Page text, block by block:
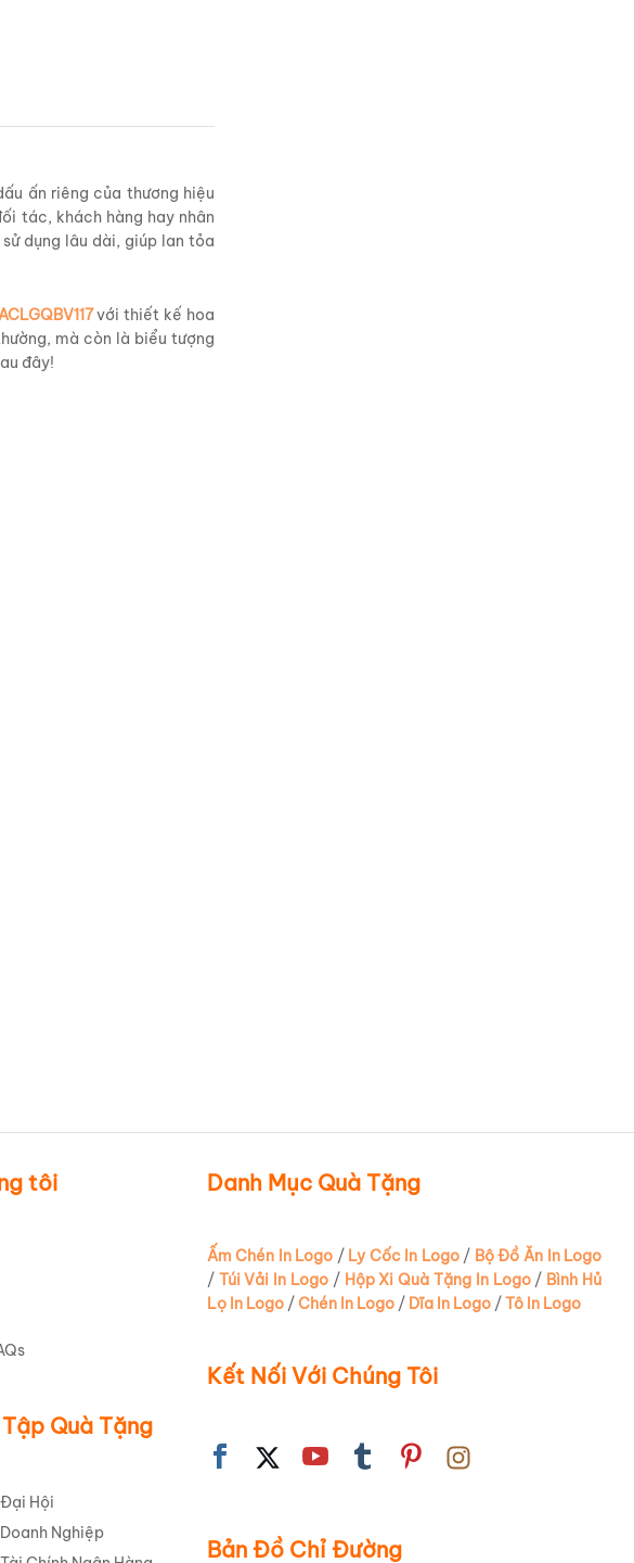
ấn riêng của thương hiệu
tác, khách hàng hay nhân
dụng lâu dài, giúp lan tỏa
với thiết kế hoa
mà còn là biểu tượng
đây!
khác biệt. Mẫu
Sản phẩm này không chỉ là
nét truyền thống và hơi thở
cao, đảm bảo độ bền vượt
tôn lên vẻ đẹp kiêu sa của
tôi
Quà Tặng
Hội
Nghiệp
Danh Mục Quà Tặng
Ấm Chén In Logo / Ly Cốc In Logo/ Bộ Đồ Ăn In Logo
/ Túi Vải In Logo / Hộp Xi Quà Tặng In Logo/ Bình Hủ
Lọ In Logo/Chén In Logo/ Dĩa In Logo/Tô In Logo
Kết Nối Với Chúng Tôi
Bản Đồ Chỉ Đường